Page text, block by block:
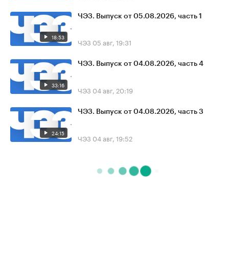
18:53
ЧЭЗ. Выпуск от 05.08.2026, часть 1
ЧЭЗ 05 авг, 19:31
33:16
ЧЭЗ. Выпуск от 04.08.2026, часть 4
ЧЭЗ 04 авг, 20:19
24:15
ЧЭЗ. Выпуск от 04.08.2026, часть 3
ЧЭЗ 04 авг, 19:52